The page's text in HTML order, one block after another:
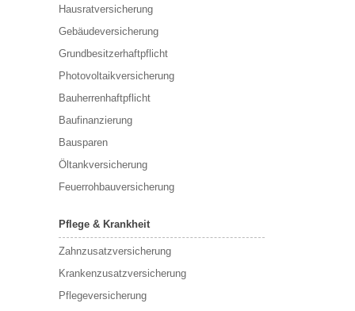
Hausratversicherung
Gebäudeversicherung
Grundbesitzerhaftpflicht
Photovoltaikversicherung
Bauherrenhaftpflicht
Baufinanzierung
Bausparen
Öltankversicherung
Feuerrohbauversicherung
Pflege & Krankheit
Zahnzusatzversicherung
Krankenzusatzversicherung
Pflegeversicherung